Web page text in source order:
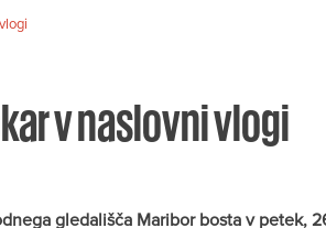
v naslovni vlogi
gledališča Maribor bosta v petek,